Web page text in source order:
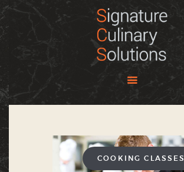
ABOUT
OUR BRAND
CONTACT USCOOKING CLASSES